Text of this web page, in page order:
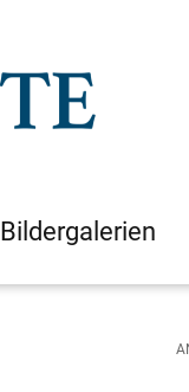
Bildergalerien